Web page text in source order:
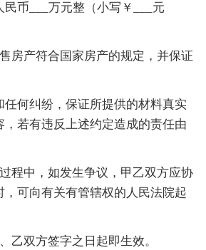
民币___万元整（小写￥___元
房产符合国家房产的规定，并保证
任何纠纷，保证所提供的材料真实
，若有违反上述约定造成的责任由
程中，如发生争议，甲乙双方应协
，可向有关有管辖权的人民法院起
乙双方签字之日起即生效。